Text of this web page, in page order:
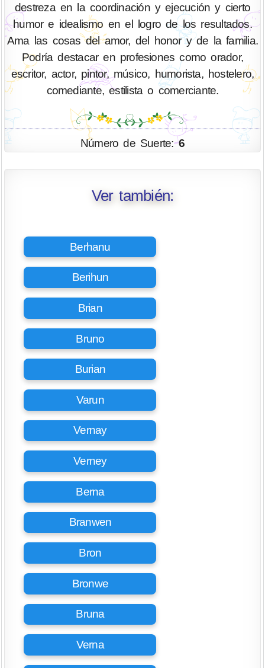
destreza en la coordinación y ejecución y cierto
humor e idealismo en el logro de los resultados.
Ama las cosas del amor, del honor y de la familia.
Podría destacar en profesiones como orador,
escritor, actor, pintor, músico, humorista, hostelero,
comediante, estilista o comerciante.
Número de Suerte:6
Ver también:
Berhanu
Berihun
Brian
Bruno
Burian
Varun
Vernay
Verney
Berna
Branwen
Bron
Bronwe
Bruna
Verna